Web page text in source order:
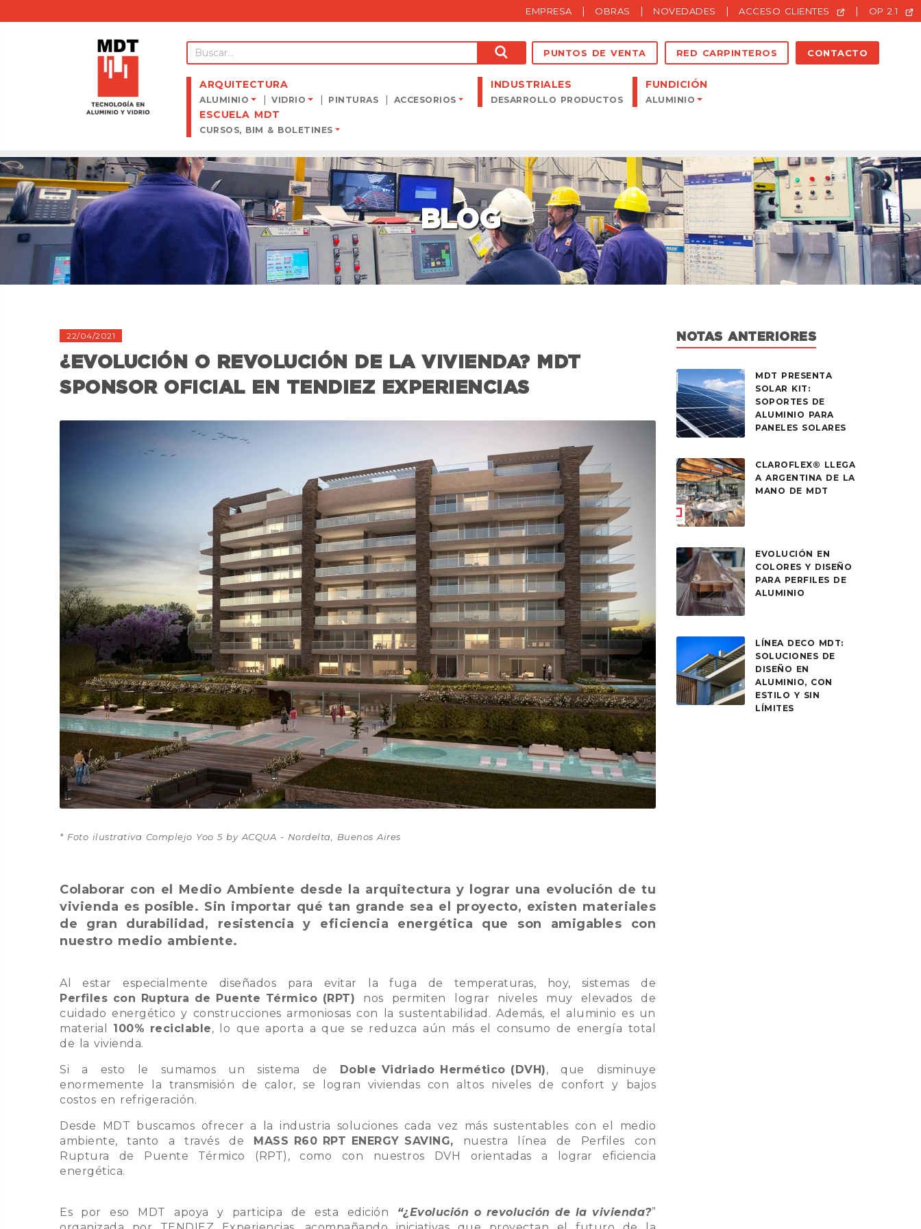
EMPRESA | OBRAS | NOVEDADES | ACCESO CLIENTES | OP 2.1
BUSCARPUNTOS DE VENTA RED CARPINTEROS CONTACTO
ARQUITECTURA
ALUMINIO VIDRIO PINTURAS ACCESORIOS
INDUSTRIALES
DESARROLLO PRODUCTOS
FUNDICIÓN
ALUMINIO
ESCUELA MDT
CURSOS, BIM & BOLETINES
BLOG
22/04/2021
¿EVOLUCIÓN O REVOLUCIÓN DE LA VIVIENDA? MDT
SPONSOR OFICIAL EN TENDIEZ EXPERIENCIAS
* Foto ilustrativa Complejo Yoo 5 by ACQUA - Nordelta, Buenos Aires
Colaborar con el Medio Ambiente desde la arquitectura y lograr una evolución de tu
vivienda es posible. Sin importar qué tan grande sea el proyecto, existen materiales
de gran durabilidad, resistencia y eficiencia energética que son amigables con
nuestro medio ambiente.
Al estar especialmente diseñados para evitar la fuga de temperaturas, hoy, sistemas de
Perfiles con Ruptura de Puente Térmico (RPT) nos permiten lograr niveles muy elevados de
cuidado energético y construcciones armoniosas con la sustentabilidad. Además, el aluminio es un
material 100% reciclable, lo que aporta a que se reduzca aún más el consumo de energía total
de la vivienda.
Si a esto le sumamos un sistema de Doble Vidriado Hermético (DVH), que disminuye
enormemente la transmisión de calor, se logran viviendas con altos niveles de confort y bajos
costos en refrigeración.
Desde MDT buscamos ofrecer a la industria soluciones cada vez más sustentables con el medio
ambiente, tanto a través de MASS R60 RPT ENERGY SAVING, nuestra línea de Perfiles con
Ruptura de Puente Térmico (RPT), como con nuestros DVH orientadas a lograr eficiencia
energética.
Es por eso MDT apoya y participa de esta edición “¿Evolución o revolución de la vivienda?”
NOTAS ANTERIORES
MDT PRESENTA
SOLAR KIT:
SOPORTES DE
ALUMINIO PARA
PANELES SOLARES
CLAROFLEX® LLEGA
A ARGENTINA DE LA
MANO DE MDT
EVOLUCIÓN EN
COLORES Y DISEÑO
PARA PERFILES DE
ALUMINIO
LÍNEA DECO MDT:
SOLUCIONES DE
DISEÑO EN
ALUMINIO, CON
ESTILO Y SIN
LÍMITES